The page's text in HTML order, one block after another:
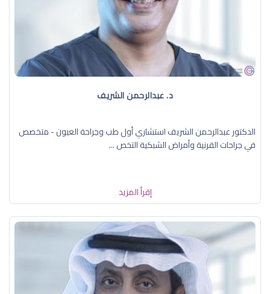
د. عبدالرحمن الشريف
الدكتور عبدالرحمن الشريف استشاري أول طب وجراحة العيون - متخصص
في جراحات القرنية وأمراض الشبكية التخص ...
إقرأ المزيد